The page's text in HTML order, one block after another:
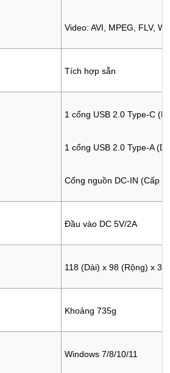
Video: AVI, MPEG, FLV,
Tích hợp sẵn
1 cổng USB 2.0 Type-C
1 cổng USB 2.0 Type-A
Cổng nguồn DC-IN (Cấp
Đầu vào DC 5V/2A
118 (Dài) x 98 (Rộng) x
Khoảng 735g
Windows 7/8/10/11